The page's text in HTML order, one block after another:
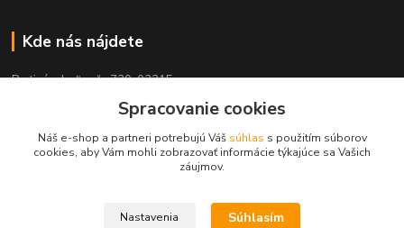
Kde nás nájdete
Partizánska Ľupča 730, 03215
+421 911 909 012
Spracovanie cookies
Náš e-shop a partneri potrebujú Váš súhlas s použitím súborov
cookies, aby Vám mohli zobrazovať informácie týkajúce sa Vašich
záujmov.
Nastavenia Súhlasím